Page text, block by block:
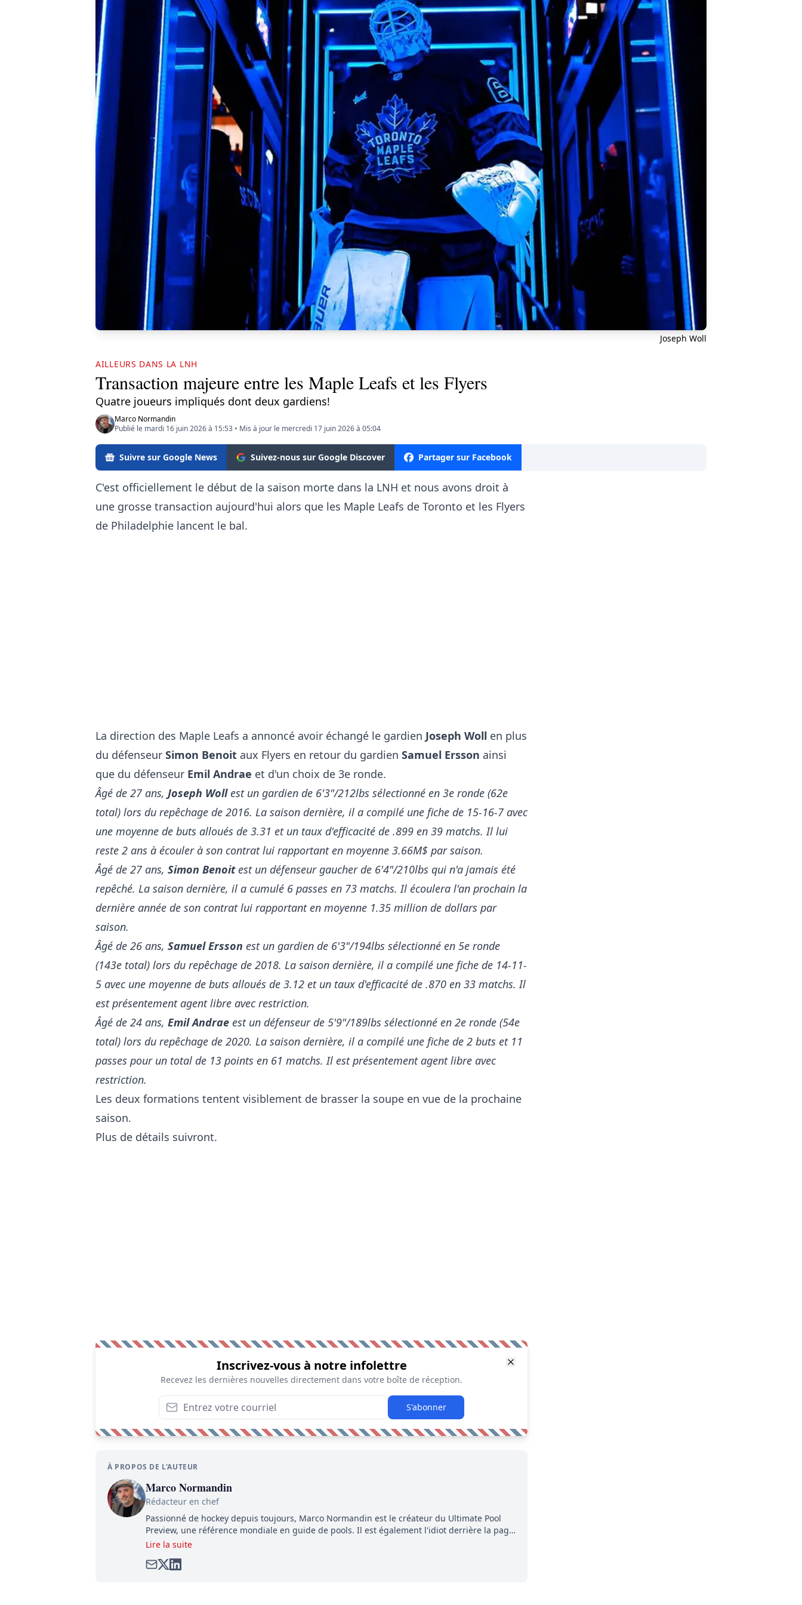
Joseph Woll
AILLEURS DANS LA LNH
Transaction majeure entre les Maple Leafs et les Flyers
Quatre joueurs impliqués dont deux gardiens!
Marco Normandin
Publié le mardi 16 juin 2026 à 15:53 • Mis à jour le mercredi 17 juin 2026 à 05:04
Suivre sur Google News Suivez-nous sur Google Discover Partager sur Facebook
C'est officiellement le début de la saison morte dans la LNH et nous avons droit à
une grosse transaction aujourd'hui alors que les Maple Leafs de Toronto et les Flyers
de Philadelphie lancent le bal.
La direction des Maple Leafs a annoncé avoir échangé le gardien Joseph Woll en plus
du défenseur Simon Benoit aux Flyers en retour du gardien Samuel Ersson ainsi
que du défenseur Emil Andrae et d'un choix de 3e ronde.
Âgé de 27 ans, Joseph Wollest un gardien de 6'3"/212lbs sélectionné en 3e ronde (62e
total) lors du repêchage de 2016. La saison dernière, il a compilé une fiche de 15-16-7 avec
une moyenne de buts alloués de 3.31 et un taux d'efficacité de .899 en 39 matchs. Il lui
reste 2 ans à écouler à son contrat lui rapportant en moyenne 3.66M$ par saison.
Âgé de 27 ans, Simon Benoitest un défenseur gaucher de 6'4"/210lbs qui n'a jamais été
repêché. La saison dernière, il a cumulé 6 passes en 73 matchs. Il écoulera l'an prochain la
dernière année de son contrat lui rapportant en moyenne 1.35 million de dollars par
saison.
Âgé de 26 ans, Samuel Ersson est un gardien de 6'3"/194lbs sélectionné en 5e ronde
(143e total) lors du repêchage de 2018. La saison dernière, il a compilé une fiche de 14-11-
5 avec une moyenne de buts alloués de 3.12 et un taux d'efficacité de .870 en 33 matchs. Il
est présentement agent libre avec restriction.
Âgé de 24 ans, Emil Andrae est un défenseur de 5'9"/189lbs sélectionné en 2e ronde (54e
total) lors du repêchage de 2020. La saison dernière, il a compilé une fiche de 2 buts et 11
passes pour un total de 13 points en 61 matchs. Il est présentement agent libre avec
restriction.
Les deux formations tentent visiblement de brasser la soupe en vue de la prochaine
saison.
Plus de détails suivront.
Inscrivez-vous à notre infolettre
Recevez les dernières nouvelles directement dans votre boîte de réception.
S'abonner
À PROPOS DE L'AUTEUR
Marco Normandin
Rédacteur en chef
Passionné de hockey depuis toujours, Marco Normandin est le créateur du Ultimate Pool
Preview, une référence mondiale en guide de pools. Il est également l'idiot derrière la page
satirique de hockey, Définitivement, Pierre. Travailleur acharné, il fouille sans relâche pour
compétition.
Lire la suite